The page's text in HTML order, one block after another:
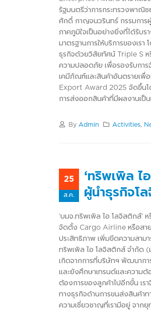
รัฐมนตรีว่าการกระทรวงพาณิ
ศักดิ์ กาญจนวรินทร์ กรรมการผู้
ภาคภูมิใจเป็นอย่างยิ่งที่ได้รับ
มาตรฐานการให้บริการของเร
ธุรกิจด้วยวิสัยทัศน์ Triple S ห
ความปลอดภัย เพื่อรองรับการ
เคมีภัณฑ์และสินค้าอันตรายเพื่
Export Award 2025 จัดขึ้นโ
การส่งออกสินค้าที่มีผลงานเป็
By Admin Activities,
25
ส.ค.
‘ทริพเพิล
ผู้นำธุรกิจโ
‘บมจ.ทริพเพิล ไอ โลจิสติกส์’
จัดตั้ง Cargo Airline หรือสา
ประสิทธิภาพ เพิ่มขีดความสามา
ทริพเพิล ไอ โลจิสติกส์ จำกัด (
เกิดจากการที่บริษัทฯ พัฒนากา
และยังศึกษาเทรนด์และความต้
ต้องการของลูกค้าไปอีกขั้น เร
ทางธุรกิจด้านการขนส่งสินค้า
ความเชี่ยวชาญที่เรามีอยู่ จา